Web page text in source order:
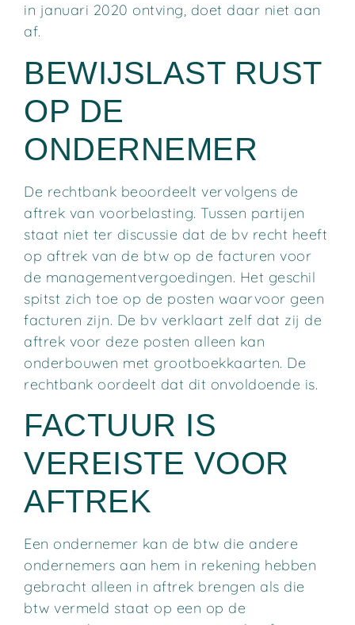
in januari 2020 ontving, doet daar niet aan
af.
BEWIJSLAST RUST
OP DE
ONDERNEMER
De rechtbank beoordeelt vervolgens de
aftrek van voorbelasting. Tussen partijen
staat niet ter discussie dat de bv recht heeft
op aftrek van de btw op de facturen voor
de managementvergoedingen. Het geschil
spitst zich toe op de posten waarvoor geen
facturen zijn. De bv verklaart zelf dat zij de
aftrek voor deze posten alleen kan
onderbouwen met grootboekkaarten. De
rechtbank oordeelt dat dit onvoldoende is.
FACTUUR IS
VEREISTE VOOR
AFTREK
Een ondernemer kan de btw die andere
ondernemers aan hem in rekening hebben
gebracht alleen in aftrek brengen als die
btw vermeld staat op een op de